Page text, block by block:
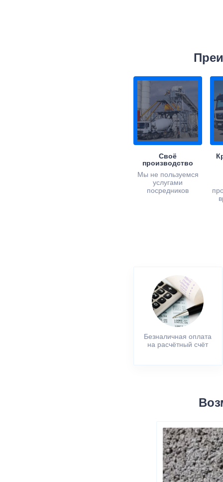
Своё
производство
Мы не пользуемся
услугами
посредников
Безналичная оплата
на расчётный счёт